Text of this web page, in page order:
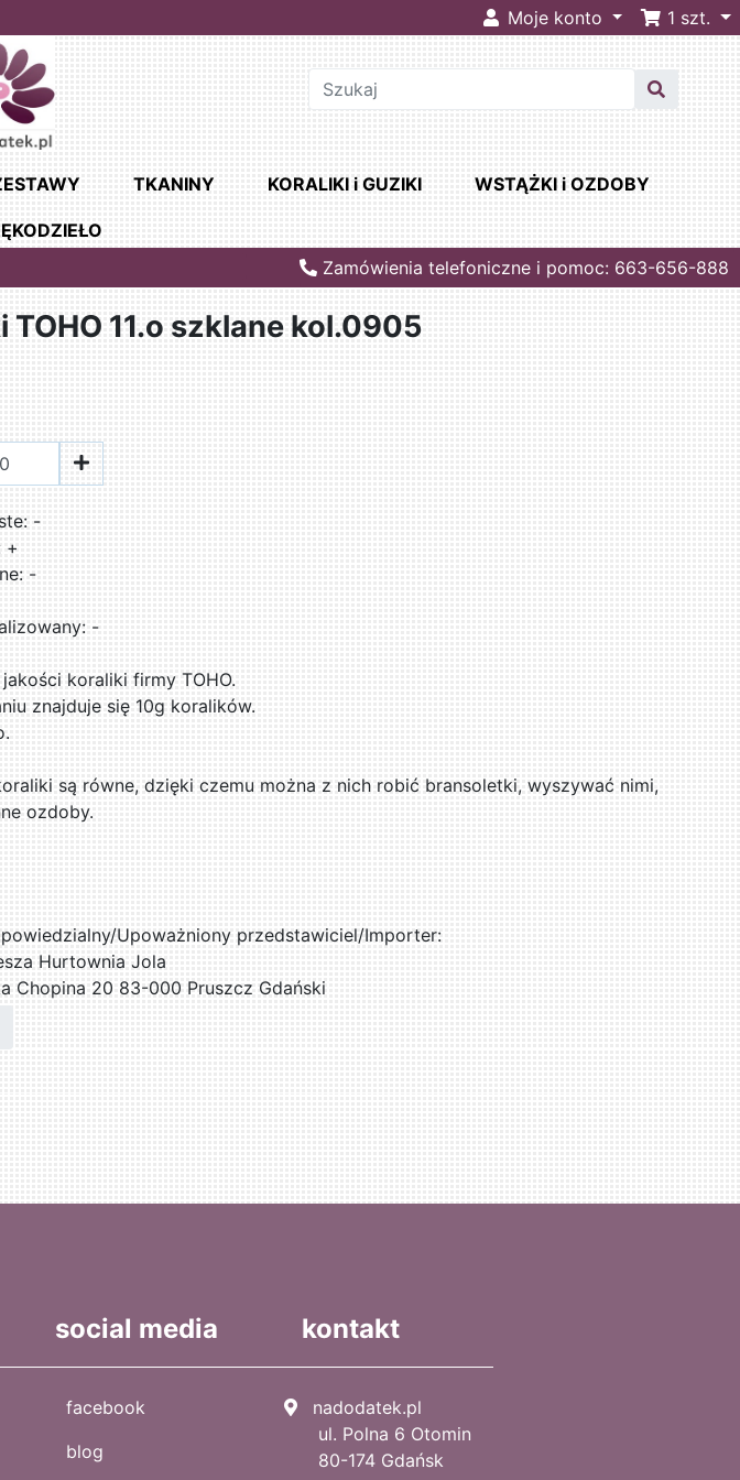
Moje konto 1 szt.
TKANINY KORALIKI i GUZIKI WSTĄŻKI i OZDOBY
Zamówienia telefoniczne i pomoc: 663-656-888
TOHO 11.o szklane kol.0905
-
+
-
-
koraliki firmy TOHO.
znajduje się 10g koralików.
są równe, dzięki czemu można z nich robić bransoletki, wyszywać nimi,
ozdoby.
Upoważniony przedstawiciel/Importer:
Hurtownia Jola
Chopina 20 83-000 Pruszcz Gdański
social media
facebook
blog
kontakt
nadodatek.pl
ul. Polna 6 Otomin
80-174 Gdańsk